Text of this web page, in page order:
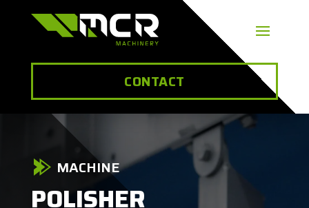
CONTACT
MACHINE
POLISHER